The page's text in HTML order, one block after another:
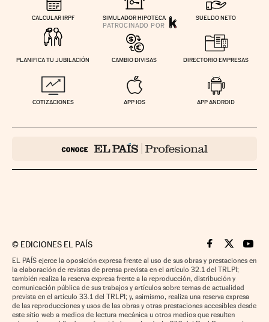
CALCULAR IRPF SIMULADOR HIPOTECA SUELDO NETO
PLANIFICA TU JUBILACIÓN CAMBIO DIVISAS DIRECTORIO EMPRESAS
COTIZACIONES APP IOS APP ANDROID
© EDICIONES EL PAÍS Cinco Días en
Cinco Días
Cinco
EL PAÍS ejerce la oposición expresa frente al uso de sus obras y prestaciones en
la elaboración de revistas de prensa prevista en el artículo 32.1 del TRLPI;
también realiza la reserva expresa frente a la reproducción, distribución y
comunicación pública de sus trabajos y artículos sobre temas de actualidad
prevista en el artículo 33.1 del TRLPI; y, asimismo, realiza una reserva expresa
de las reproducciones y usos de las obras y otras prestaciones accesibles desde
este sitio web a medios de lectura mecánica u otros medios que resulten